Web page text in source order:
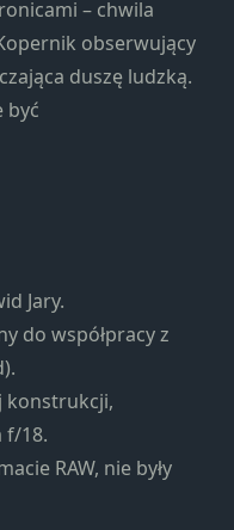
– chwila
obserwujący
duszę ludzką.
być
Jary.
do współpracy z
konstrukcji,
f/18.
RAW, nie były